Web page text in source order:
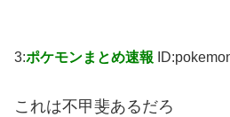
3:ポケモンまとめ速報
これは不甲斐あるだろ